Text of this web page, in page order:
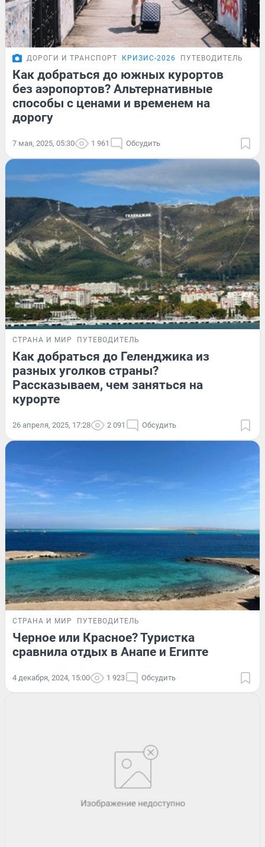
ДОРОГИ И ТРАНСПОРТ КРИЗИС-2026 ПУТЕВОДИТЕЛЬ
Как добраться до южных курортов
без аэропортов? Альтернативные
способы с ценами и временем на
дорогу
7 мая, 2025, 05:30 1 961 Обсудить
СТРАНА И МИР ПУТЕВОДИТЕЛЬ
Как добраться до Геленджика из
разных уголков страны?
Рассказываем, чем заняться на
курорте
26 апреля, 2025, 17:28 2 091 Обсудить
СТРАНА И МИР ПУТЕВОДИТЕЛЬ
Черное или Красное? Туристка
сравнила отдых в Анапе и Египте
4 декабря, 2024, 15:00 1 923 Обсудить